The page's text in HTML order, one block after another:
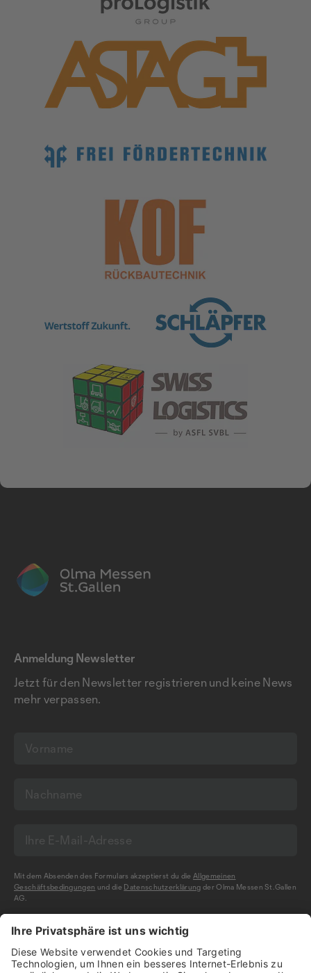
Anmeldung Newsletter
Jetzt für den Newsletter registrieren und keine News
mehr verpassen.
Mit dem Absenden des Formulars akzeptierst du dieAllgemeinen
Geschäftsbedingungen und die Datenschutzerklärung der Olma Messen St.Gallen
AG.
NEWSLETTER BESTELLEN